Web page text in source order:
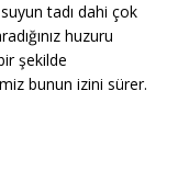
tadı dahi çok
huzuru
şekilde
bunun izini sürer.